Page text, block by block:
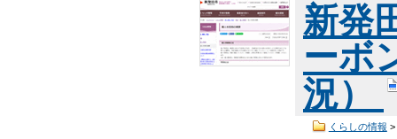
新発
ーボ
況）
くらしの情報 >